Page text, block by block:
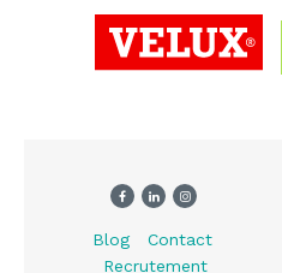
Blog
Contact
Recrutement